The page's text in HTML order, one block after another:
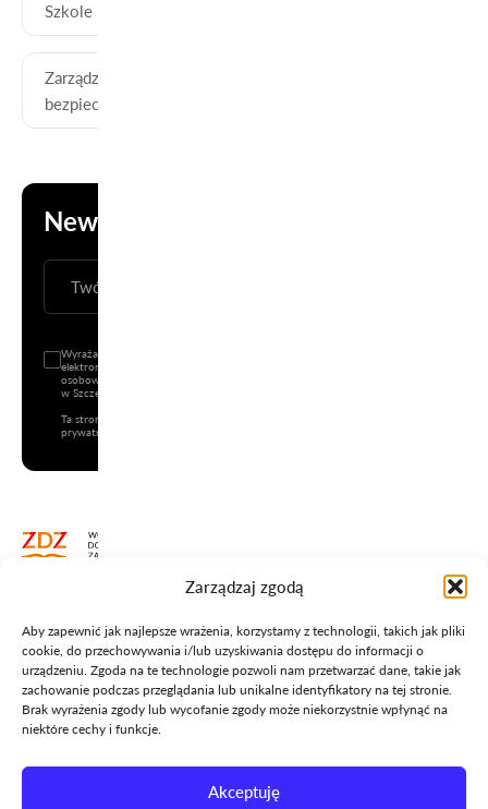
Zarządzaj zgodą
Aby zapewnić jak najlepsze wrażenia, korzystamy z technologii, takich jak pliki
cookie, do przechowywania i/lub uzyskiwania dostępu do informacji o
urządzeniu. Zgoda na te technologie pozwoli nam przetwarzać dane, takie jak
zachowanie podczas przeglądania lub unikalne identyfikatory na tej stronie.
Brak wyrażenia zgody lub wycofanie zgody może niekorzystnie wpłynąć na
niektóre cechy i funkcje.
Akceptuję
Szkole I stopnia w Szczecinie
Zarządzenie dotyczące procedur
bezpieczeństwa
Newsletter
Wyrażam zgodę na wysyłanie informacji handlowej (newsletter) drogą
elektroniczną na podany adres e-mail oraz na przetwarzanie danych
osobowych przez Wojewódzki Zakład Doskonalenia Zawodowego z siedzibą
w Szczecinie przy Pl. J. Kilińskiego 3.
Ta strona jest chroniona przez reCAPTCHA i mają zastosowanie
prywatności
+48 91 450 12 01
info@wzdz.pl